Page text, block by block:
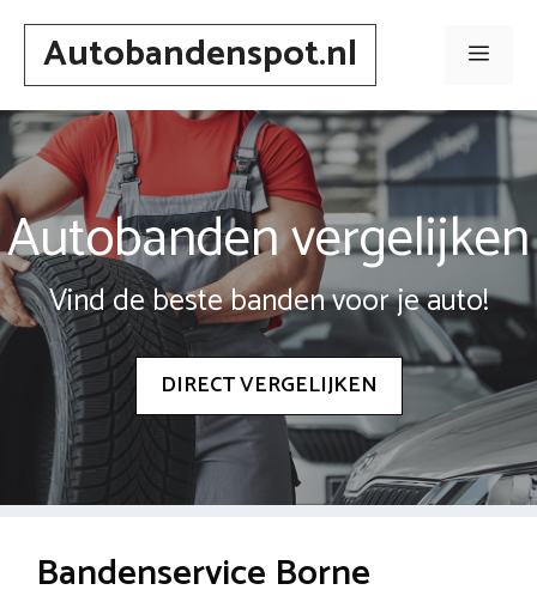
Spring
inhoudAutobandenspot.nl Menu
Autobanden vergelijken
Vind de beste banden voor je auto!
DIRECT VERGELIJKEN
Bandenservice Borne